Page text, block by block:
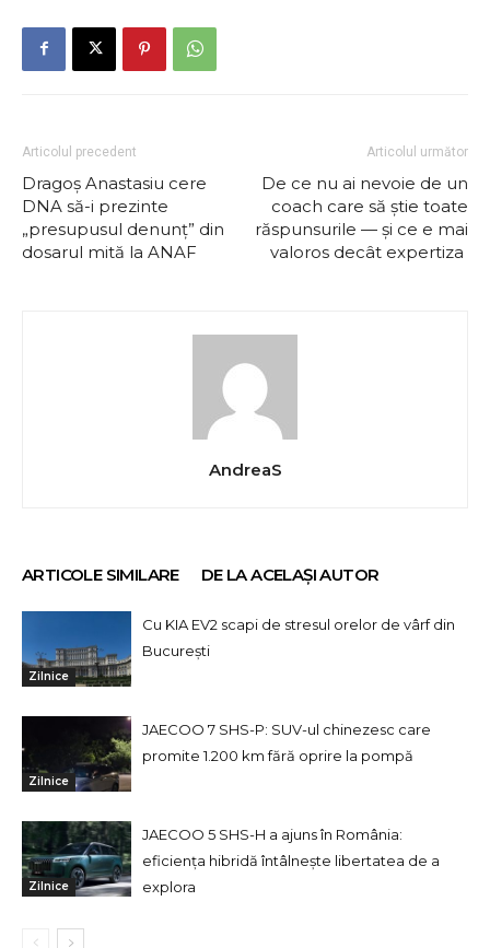
Articolul precedent
Dragoș Anastasiu cere
DNA să-i prezinte
„presupusul denunț” din
dosarul mită la ANAF
Articolul următor
De ce nu ai nevoie de un
coach care să știe toate
răspunsurile — și ce e mai
valoros decât expertiza
AndreaS
ARTICOLE SIMILARE DE LA ACELAȘI AUTOR
Zilnice
Cu KIA EV2 scapi de stresul orelor de vârf din
București
Zilnice
JAECOO 7 SHS-P: SUV-ul chinezesc care
promite 1.200 km fără oprire la pompă
Zilnice
JAECOO 5 SHS-H a ajuns în România:
eficiența hibridă întâlnește libertatea de a
explora